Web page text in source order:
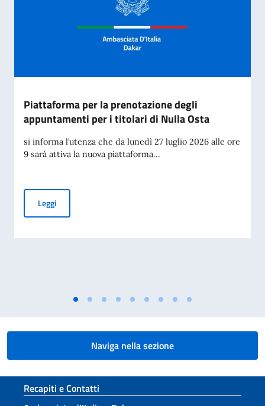
Piattaforma per la prenotazione degli
appuntamenti per i titolari di Nulla Osta
si informa l’utenza che da lunedì 27 luglio 2026 alle ore
9 sarà attiva la nuova piattaforma...
LeggiPiattaforma per la prenotazione degli appuntamenti per i
Naviga nella sezione
Sezione footer
Recapiti e Contatti